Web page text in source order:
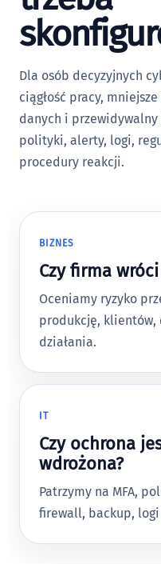
Dla osób decyzyjnych
ciągłość pracy,
danych i przewidywalny
polityki, alerty, logi,
procedury reakcji.
BIZNES
Czy firma
Oceniamy ryzyko
produkcję, klientów,
działania.
IT
Czy ochrona
wdrożona?
Patrzymy na MFA,
firewall, backup,